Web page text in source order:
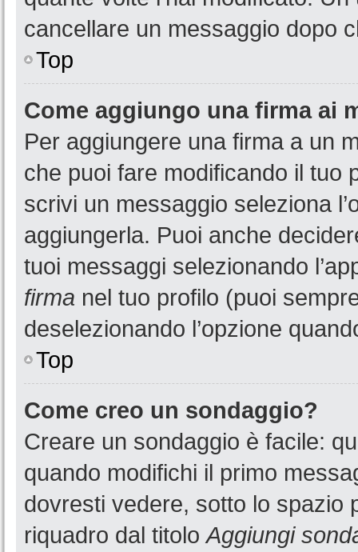
cancellare un messaggio dopo
Top
Come aggiungo una firma ai
Per aggiungere una firma a un
che puoi fare modificando il tuo
scrivi un messaggio seleziona
aggiungerla. Puoi anche
tuoi messaggi selezionando
firma nel tuo profilo (puoi
deselezionando l’opzione
Top
Come creo un sondaggio?
Creare un sondaggio è facile:
quando modifichi il primo
dovresti vedere, sotto lo spazio
riquadro dal titoloAggiungi